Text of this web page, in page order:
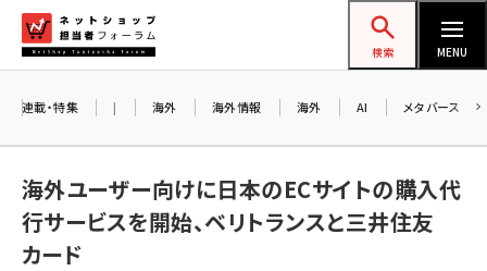
ン
ネットショップ担当者フォーラム
検索 MENU
連載・特集 | 海外 海外情報 海外 AI メタバース
海外ユーザー向けに日本のECサイトの購入代
行サービスを開始、ベリトランスと三井住友
カード
お知らせ
AIが
アル